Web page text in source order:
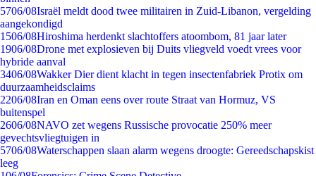
5706/08Israël meldt dood twee militairen in Zuid-Libanon, vergelding
aangekondigd
1506/08Hiroshima herdenkt slachtoffers atoombom, 81 jaar later
1906/08Drone met explosieven bij Duits vliegveld voedt vrees voor
hybride aanval
3406/08Wakker Dier dient klacht in tegen insectenfabriek Protix om
duurzaamheidsclaims
2206/08Iran en Oman eens over route Straat van Hormuz, VS
buitenspel
2606/08NAVO zet wegens Russische provocatie 250% meer
gevechtsvliegtuigen in
5706/08Waterschappen slaan alarm wegens droogte: Gereedschapskist
leeg